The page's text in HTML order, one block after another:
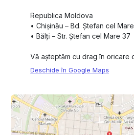
Republica Moldova
•⁠ ⁠Chișinău – Bd. Ștefan cel Mare
•⁠ ⁠Bălți – Str. Ștefan cel Mare 37
Vă așteptăm cu drag în oricare
Deschide în Google Maps